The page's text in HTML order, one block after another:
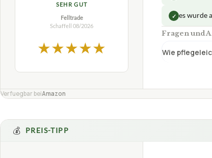
SEHR GUT
Felltrade
Schaffell 08/2026
★★★★★
✓ es wurde
Fragen und
Wie
Verfuegbar beiAmazon
💰 PREIS-TIPP